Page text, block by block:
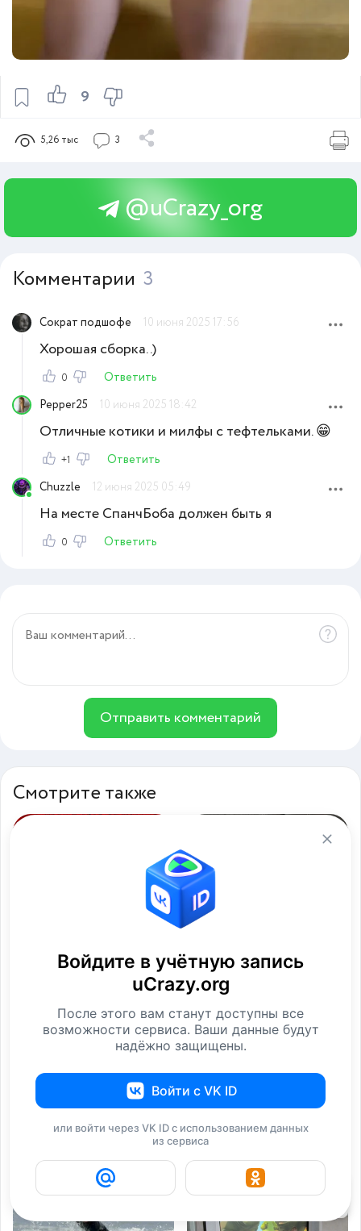
9
5,26 тыс 3
@uCrazy_org
Комментарии 3
Сократ подшофе 10 июня 2025 17:56
Хорошая сборка..)
0
Ответить
Pepper25
10 июня 2025 18:42
Отличные котики и милфы с тефтельками. 😁
+1
Ответить
Chuzzle
12 июня 2025 05:49
На месте СпанчБоба должен быть я
0 Ответить
Отправить комментарий
Смотрите также
Новая подборка на
общую тему
Фотографии
Изображения
Войдите в учётную запись
uCrazy.org
После этого вам станут доступны все
возможности сервиса. Ваши данные будут
надёжно защищены.
Войти с VK ID
или войти через VK ID с использованием данных
из сервиса